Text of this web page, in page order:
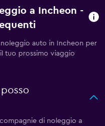
a Incheon -
auto in Incheon per
tuo prossimo viaggio
di noleggio a